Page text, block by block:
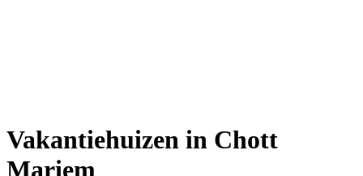
Vakantiehuizen in Chott
Mariem